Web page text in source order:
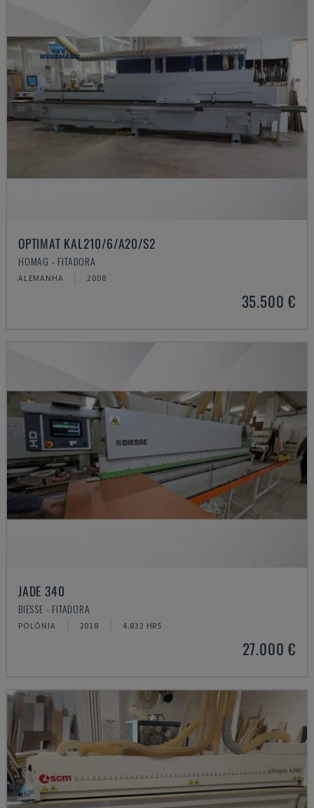
OPTIMAT KAL210/6/A20/S2
HOMAG - FITADORA
ALEMANHA 2008
35.500 €
JADE 340
BIESSE - FITADORA
POLÓNIA 2018 4.832 HRS
27.000 €